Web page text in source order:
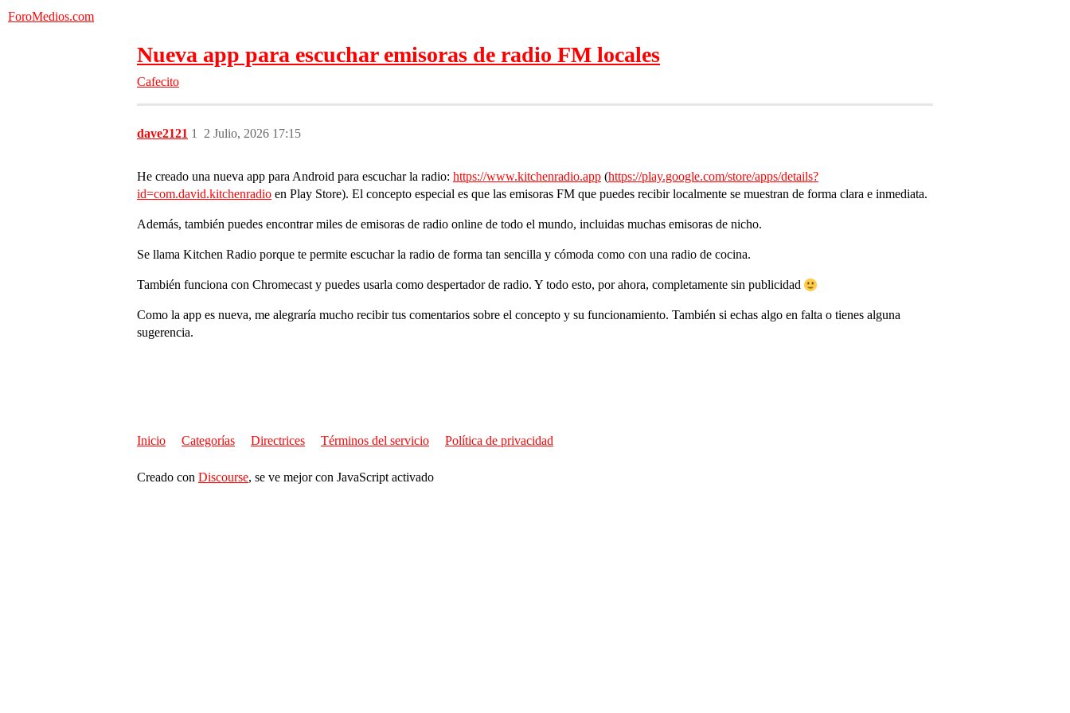
ForoMedios.com
Nueva app para escuchar emisoras de radio FM locales
Cafecito
dave2121 2 Julio, 2026 17:15
1
He creado una nueva app para Android para escuchar la radio: https://www.kitchenradio.app (https://play.google.com/store/apps/details?
id=com.david.kitchenradio en Play Store). El concepto especial es que las emisoras FM que puedes recibir localmente se muestran de forma clara e inmediata.
Además, también puedes encontrar miles de emisoras de radio online de todo el mundo, incluidas muchas emisoras de nicho.
Se llama Kitchen Radio porque te permite escuchar la radio de forma tan sencilla y cómoda como con una radio de cocina.
También funciona con Chromecast y puedes usarla como despertador de radio. Y todo esto, por ahora, completamente sin publicidad
Como la app es nueva, me alegraría mucho recibir tus comentarios sobre el concepto y su funcionamiento. También si echas algo en falta o tienes alguna
sugerencia.
Inicio Categorías Directrices Términos del servicio Política de privacidad
Creado con Discourse, se ve mejor con JavaScript activado